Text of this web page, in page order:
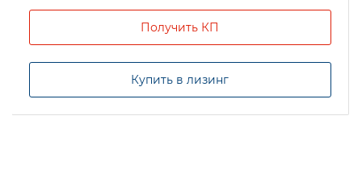
Получить КП